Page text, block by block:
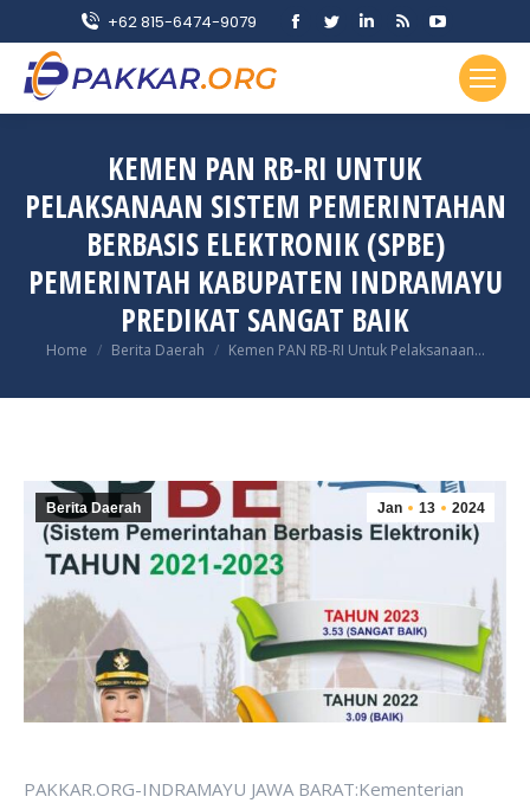
+62 815-6474-9079
Facebook
in
window
Twitter
in
window
Linkedin
in
window
Rss
opens
in
window
YouTube
page
opens
in
KEMEN PAN RB-RI UNTUK
PELAKSANAAN SISTEM PEMERINTAHAN
BERBASIS ELEKTRONIK (SPBE)
PEMERINTAH KABUPATEN INDRAMAYU
PREDIKAT SANGAT BAIK
You are here:
Home Berita Daerah Kemen PAN RB-RI Untuk Pelaksanaan…
Jan 13 2024
Berita Daerah
PAKKAR.ORG-INDRAMAYU JAWA BARAT:Kementerian